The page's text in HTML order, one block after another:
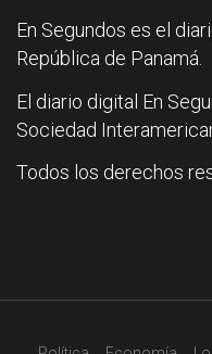
En Segundos es el
República de Panamá.
El diario digital En
Sociedad
Todos los derechos